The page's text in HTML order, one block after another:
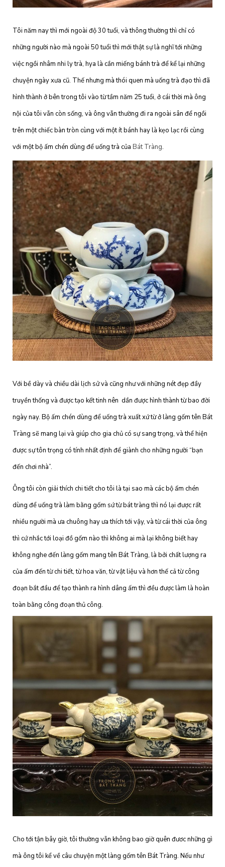
Tôi năm nay thì mới ngoài độ 30 tuổi, và thông thường thì chỉ có
những người nào mà ngoài 50 tuổi thì mới thật sự là nghĩ tới những
việc ngồi nhâm nhi ly trà, hya là cắn miếng bánh trà để kể lại những
chuyện ngày xưa cũ. Thế nhưng mà thói quen mà uống trà đạo thì đã
hình thành ở bên trong tôi vào từ tầm năm 25 tuổi, ở cái thời mà ông
nội của tôi vẫn còn sống, và ông vẫn thường đi ra ngoài sân để ngồi
trên một chiếc bàn tròn cùng với một ít bánh hay là kẹo lạc rồi cùng
với một bộ ấm chén dùng để uống trà của Bát Tràng.
Với bề dày và chiều dài lịch sử và cũng như với những nét đẹp đầy
truyền thống và được tạo kết tinh nên dần được hình thành từ bao đời
ngày nay. Bộ ấm chén dùng để uống trà xuất xứ từ ở làng gốm tên Bát
Tràng sẽ mang lại và giúp cho gia chủ có sự sang trọng, và thể hiện
được sự tôn trọng có tính nhất định để giành cho những người “bạn
đến chơi nhà”.
Ông tôi còn giải thích chi tiết cho tôi là tại sao mà các bộ ấm chén
dùng để uống trà làm bằng gốm sứ từ bát tràng thì nó lại được rất
nhiều người mà ưa chuông hay ưa thích tới vậy, và từ cái thời của ông
thì cứ nhắc tới loại đồ gốm nào thì không ai mà lại không biết hay
không nghe đến làng gốm mang tên Bát Tràng, là bởi chất lượng ra
của ấm đến từ chi tiết, từ hoa văn, từ vật liệu và hơn thế cả từ công
đoạn bắt đầu để tạo thành ra hình dâng ấm thì đều được làm là hoàn
toàn bằng công đoạn thủ công.
Cho tới tận bây giờ, tôi thường vẫn không bao giờ quên đươc những gì
mà ông tôi kể về câu chuyện một làng gốm tên Bát Tràng. Nếu như